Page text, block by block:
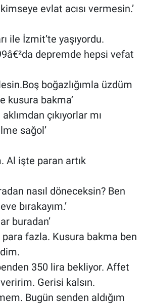
evlat acısı vermesin.’
ile İzmit’te yaşıyordu.
depremde hepsi vefat
boğazlığımla üzdüm
kusura bakma’
çıkıyorlar mı
sağol’
Al işte paran artık
nasıl döneceksin? Ben
bırakayım.’
buradan’
para fazla. Kusura bakma ben
350 lira bekliyor. Affet
Gerisi kalsın.
Bugün senden aldığım